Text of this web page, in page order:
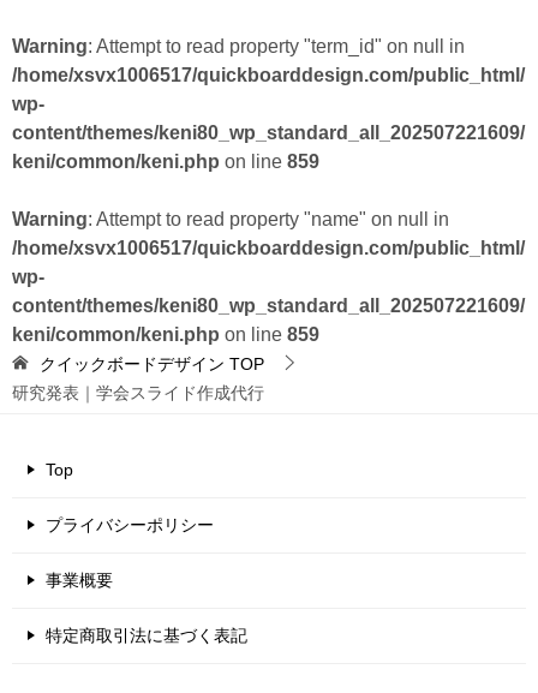
Warning: Attempt to read property "term_id" on null in
/home/xsvx1006517/quickboarddesign.com/public_html/
wp-
content/themes/keni80_wp_standard_all_202507221609/
keni/common/keni.php on line 859
Warning: Attempt to read property "name" on null in
/home/xsvx1006517/quickboarddesign.com/public_html/
wp-
content/themes/keni80_wp_standard_all_202507221609/
keni/common/keni.php on line 859
クイックボードデザイン TOP
研究発表｜学会スライド作成代行
Top
プライバシーポリシー
事業概要
特定商取引法に基づく表記